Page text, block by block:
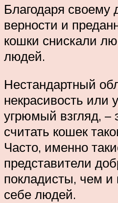
Благодаря своему
верности и
кошки снискали
людей.
Нестандартный
некрасивость или
угрюмый взгляд, –
считать кошек
Часто, именно
представители
покладисты, чем и
себе людей.